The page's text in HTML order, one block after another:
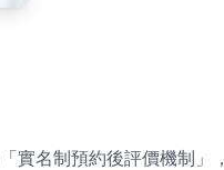
實名制預約後評價機制」，